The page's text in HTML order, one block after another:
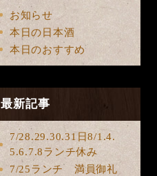
お知らせ
本日の日本酒
本日のおすすめ
最新記事
7/28.29.30.31日8/1.4.
5.6.7.8ランチ休み
7/25ランチ 満員御礼